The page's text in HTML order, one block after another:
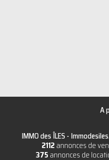
A
IMMO des ÎLES -
2112annonces de
375annonces de